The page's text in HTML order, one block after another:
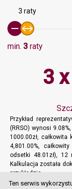
3 raty
min. 3 raty
3
Przykład
(RRSO) wynosi
1000.00zł, całkowita
4,801.00%,
odsetki 48.01zł), 12
Kalkulacja została
przykładzie.
Ten serwis